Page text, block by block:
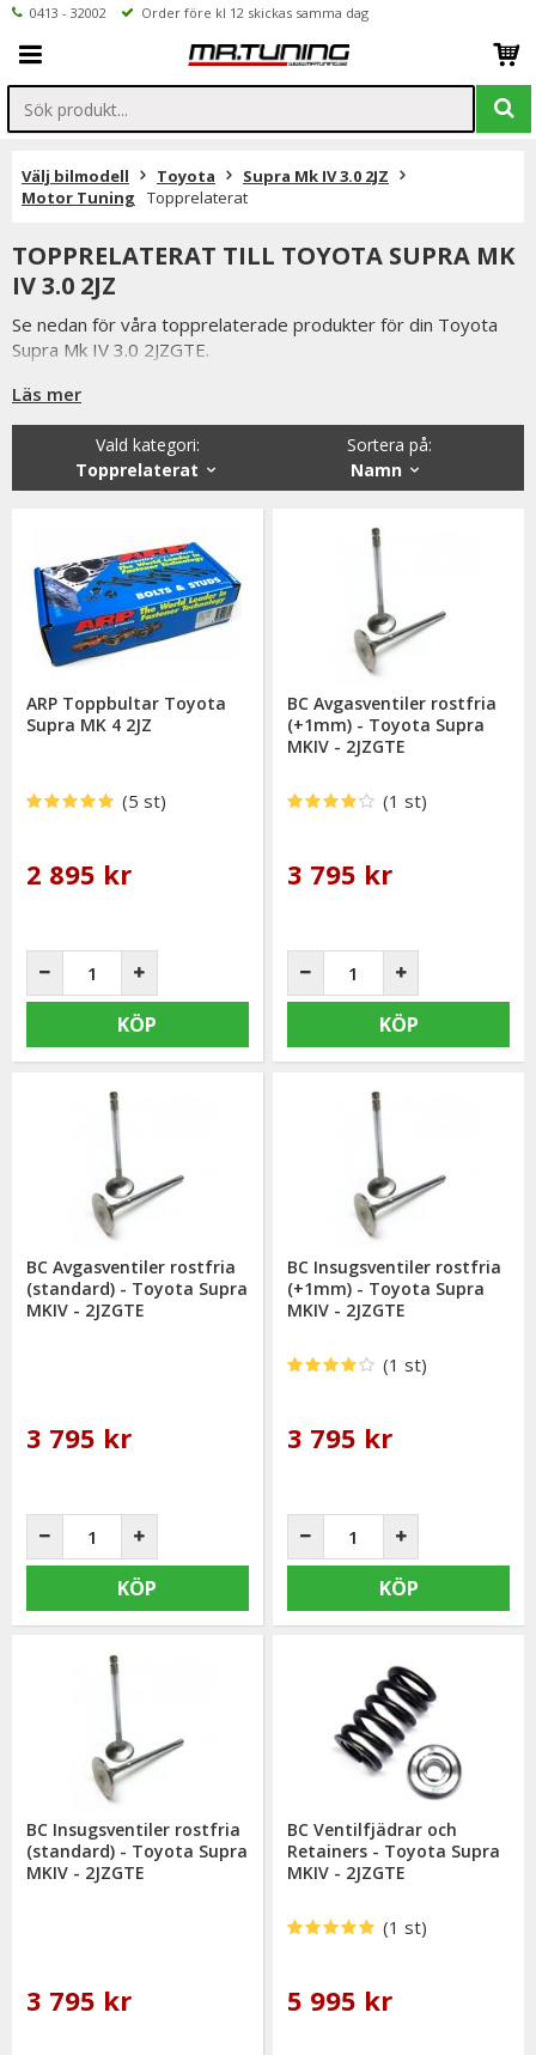
0413 - 32002 Order före kl 12 skickas samma dag
Välj bilmodell Toyota
Supra Mk IV 3.0 2JZ
Motor Tuning
Topprelaterat
TOPPRELATERAT TILL TOYOTA SUPRA MK
IV 3.0 2JZ
Se nedan för våra topprelaterade produkter för din Toyota
Supra Mk IV 3.0 2JZGTE.
Produkter som toppbultar, BC kamaxlar, ventiler, lyftare ARP
Är du tveksamt på vilken variant du ska välja är du alltid
välkommen att kontakta oss för rådgivning.
Läs mer
Sortera på:
Namn
Vald kategori:
Topprelaterat
ARP Toppbultar Toyota
Supra MK 4 2JZ
(5 st)
2 895 kr
KÖP
BC Avgasventiler rostfria
(+1mm) - Toyota Supra
MKIV - 2JZGTE
(1 st)
3 795 kr
KÖP
BC Avgasventiler rostfria
(standard) - Toyota Supra
MKIV - 2JZGTE
3 795 kr
KÖP
BC Insugsventiler rostfria
(+1mm) - Toyota Supra
MKIV - 2JZGTE
(1 st)
3 795 kr
KÖP
BC Insugsventiler rostfria
(standard) - Toyota Supra
MKIV - 2JZGTE
3 795 kr
BC Ventilfjädrar och
Retainers - Toyota Supra
MKIV - 2JZGTE
(1 st)
5 995 kr